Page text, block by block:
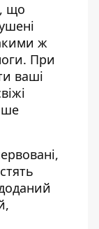
що
ж
При
ваші